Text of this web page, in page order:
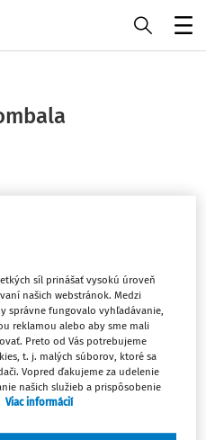
1
síl prinášať vysokú úroveň
našich webstránok. Medzi
správne fungovalo vyhľadávanie,
reklamou alebo aby sme mali
Preto od Vás potrebujeme
t. j. malých súborov, ktoré sa
Vopred ďakujeme za udelenie
našich služieb a prispôsobenie
Viac informácií